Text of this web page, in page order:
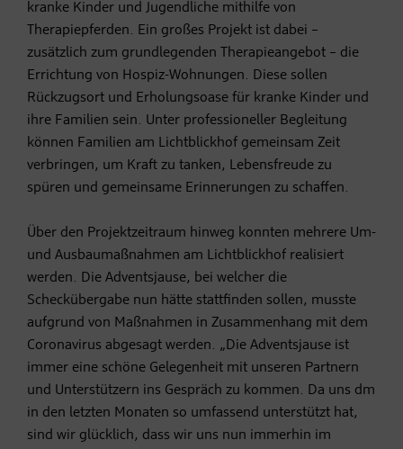
kranke Kinder und Jugendliche mithilfe von
Therapiepferden. Ein großes Projekt ist dabei –
zusätzlich zum grundlegenden Therapieangebot – die
Errichtung von Hospiz-Wohnungen. Diese sollen
Rückzugsort und Erholungsoase für kranke Kinder und
ihre Familien sein. Unter professioneller Begleitung
können Familien am Lichtblickhof gemeinsam Zeit
verbringen, um Kraft zu tanken, Lebensfreude zu
spüren und gemeinsame Erinnerungen zu schaffen.
Über den Projektzeitraum hinweg konnten mehrere Um-
und Ausbaumaßnahmen am Lichtblickhof realisiert
werden. Die Adventsjause, bei welcher die
Scheckübergabe nun hätte stattfinden sollen, musste
aufgrund von Maßnahmen in Zusammenhang mit dem
Coronavirus abgesagt werden. „Die Adventsjause ist
immer eine schöne Gelegenheit mit unseren Partnern
und Unterstützern ins Gespräch zu kommen. Da uns dm
in den letzten Monaten so umfassend unterstützt hat,
sind wir glücklich, dass wir uns nun immerhin im